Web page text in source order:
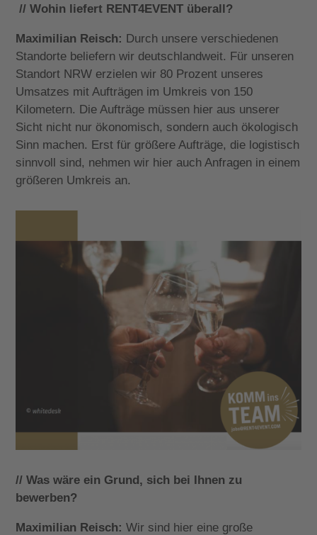
// Wohin liefert RENT4EVENT überall?
Maximilian Reisch: Durch unsere verschiedenen
Standorte beliefern wir deutschlandweit. Für unseren
Standort NRW erzielen wir 80 Prozent unseres
Umsatzes mit Aufträgen im Umkreis von 150
Kilometern. Die Aufträge müssen hier aus unserer
Sicht nicht nur ökonomisch, sondern auch ökologisch
Sinn machen. Erst für größere Aufträge, die logistisch
sinnvoll sind, nehmen wir hier auch Anfragen in einem
größeren Umkreis an.
// Was wäre ein Grund, sich bei Ihnen zu
bewerben?
Maximilian Reisch:Wir sind hier eine große